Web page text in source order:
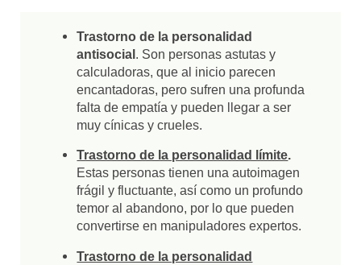
Trastorno de la personalidad
antisocial . Son personas astutas y
calculadoras, que al inicio parecen
encantadoras, pero sufren una profunda
falta de empatía y pueden llegar a ser
muy cínicas y crueles.
Trastorno de la personalidad límite.
Estas personas tienen una autoimagen
frágil y fluctuante, así como un profundo
temor al abandono, por lo que pueden
convertirse en manipuladores expertos.
Trastorno de la personalidad